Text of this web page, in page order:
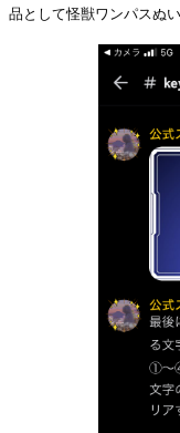
品として怪獣ワンパスぬ